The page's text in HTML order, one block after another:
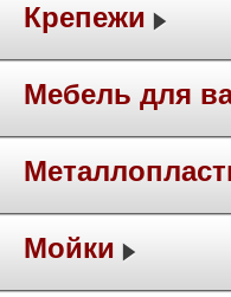
Крепежи
Мебель для
Мойки